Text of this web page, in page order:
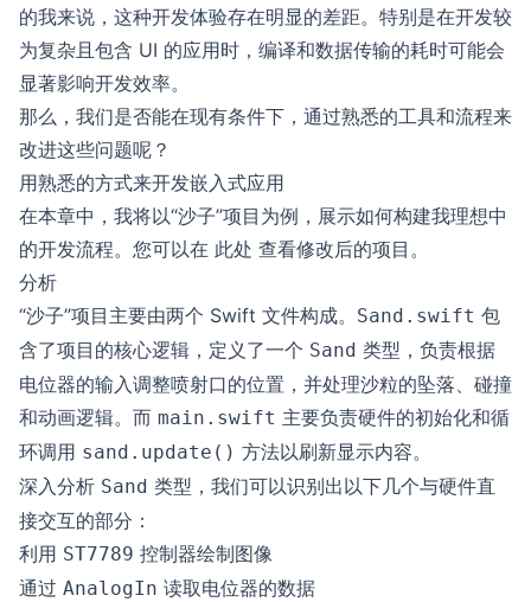
的我来说，这种开发体验存在明显的差距。特别是在开发较
为复杂且包含 UI 的应用时，编译和数据传输的耗时可能会
显著影响开发效率。
那么，我们是否能在现有条件下，通过熟悉的工具和流程来
改进这些问题呢？
用熟悉的方式来开发嵌入式应用
在本章中，我将以“沙子”项目为例，展示如何构建我理想中
的开发流程。您可以在 此处 查看修改后的项目。
分析
“沙子”项目主要由两个 Swift 文件构成。 Sand.swift 包
含了项目的核心逻辑，定义了一个 Sand 类型，负责根据
电位器的输入调整喷射口的位置，并处理沙粒的坠落、碰撞
和动画逻辑。而 main.swift 主要负责硬件的初始化和循
环调用 sand.update() 方法以刷新显示内容。
深入分析 Sand 类型，我们可以识别出以下几个与硬件直
接交互的部分：
利用 ST7789 控制器绘制图像
通过 AnalogIn 读取电位器的数据